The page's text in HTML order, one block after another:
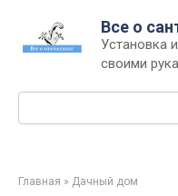
контенту
Все о
Установка
своими
Главная » Дачный дом